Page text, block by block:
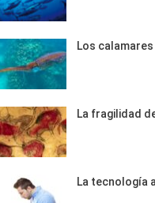
Los
La fragilidad
La tecnología